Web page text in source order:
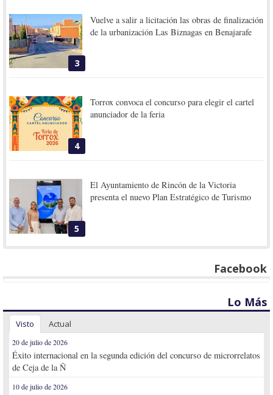
3
Vuelve a salir a licitación las obras de finalización
de la urbanización Las Biznagas en Benajarafe
4
Torrox convoca el concurso para elegir el cartel
anunciador de la feria
5
El Ayuntamiento de Rincón de la Victoria
presenta el nuevo Plan Estratégico de Turismo
Facebook
Lo Más
Visto Actual
20 de julio de 2026
Éxito internacional en la segunda edición del concurso de microrrelatos
de Ceja de la Ñ
10 de julio de 2026